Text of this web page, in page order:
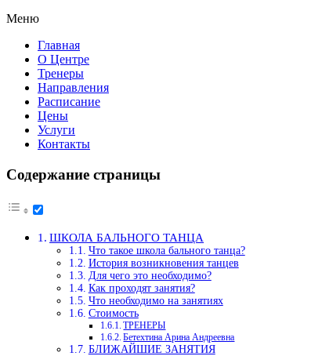
Меню
Главная
О Центре
Тренеры
Направления
Расписание
Цены
Услуги
Контакты
Содержание страницы
ШКОЛА БАЛЬНОГО ТАНЦА
Что такое школа бального танца?
История возникновения танцев
Для чего это необходимо?
Как проходят занятия?
Что необходимо на занятиях
Стоимость
ТРЕНЕРЫ
Бетехтина Арина Андреевна
БЛИЖАЙШИЕ ЗАНЯТИЯ